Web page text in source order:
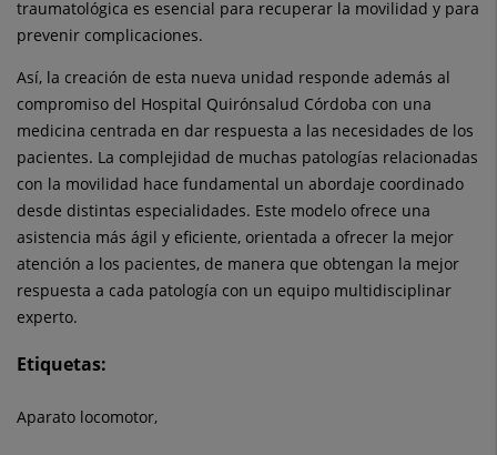
traumatológica es esencial para recuperar la movilidad y para
prevenir complicaciones.
Así, la creación de esta nueva unidad responde además al
compromiso del Hospital Quirónsalud Córdoba con una
medicina centrada en dar respuesta a las necesidades de los
pacientes. La complejidad de muchas patologías relacionadas
con la movilidad hace fundamental un abordaje coordinado
desde distintas especialidades. Este modelo ofrece una
asistencia más ágil y eficiente, orientada a ofrecer la mejor
atención a los pacientes, de manera que obtengan la mejor
respuesta a cada patología con un equipo multidisciplinar
experto.
Etiquetas:
Aparato locomotor,